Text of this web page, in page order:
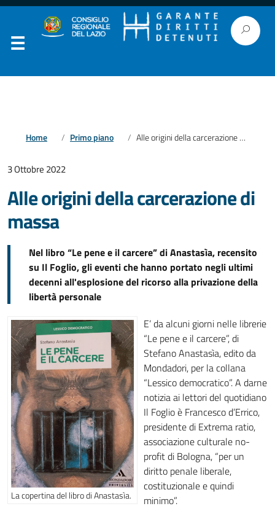
Home Primo piano Alle origini della carcerazione di massa
3 Ottobre 2022
Alle origini della carcerazione di
massa
Nel libro “Le pene e il carcere” di Anastasìa, recensito
su Il Foglio, gli eventi che hanno portato negli ultimi
decenni all'esplosione del ricorso alla privazione della
libertà personale
La copertina del libro di Anastasìa.
E’ da alcuni giorni nelle librerie
“Le pene e il carcere”, di
Stefano Anastasìa, edito da
Mondadori, per la collana
“Lessico democratico”. A darne
notizia ai lettori del quotidiano
Il Foglio è Francesco d’Errico,
presidente di Extrema ratio,
associazione culturale no-
profit di Bologna, “per un
diritto penale liberale,
costituzionale e quindi
minimo”.